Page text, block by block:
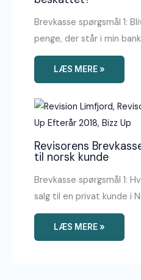
Brevkasse spørgsmål 1:
penge, der står i min
LÆS MERE »
Revisorens
til norsk kunde
Brevkasse spørgsmål 1:
salg til en privat kunde i
LÆS MERE »